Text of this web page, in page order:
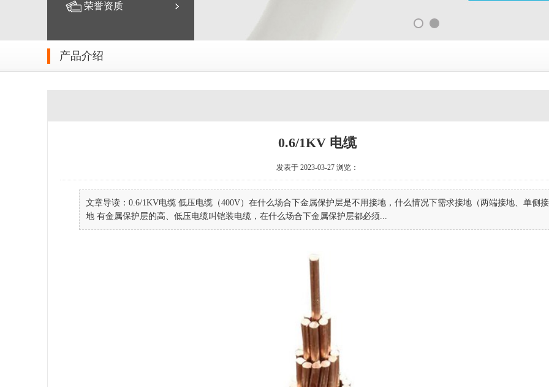
荣誉资质
产品介绍
0.6/1KV 电缆
发表于 2023-03-27 浏览：
文章导读：0.6/1KV电缆 低压电缆（400V）在什么场合下金属保护层是不用接地，什么情况下需求接地（两端接地、单侧接
地 有金属保护层的高、低压电缆叫铠装电缆，在什么场合下金属保护层都必须...